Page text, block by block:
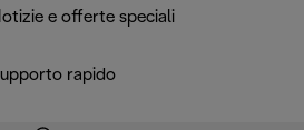
e offerte speciali
rapido